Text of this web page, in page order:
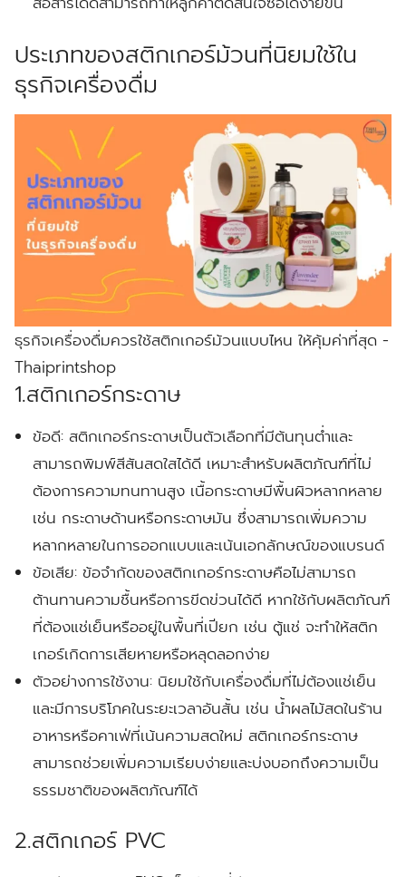
ประเภทของสติกเกอร์ม้วนที่นิยมใช้ใน
ธุรกิจเครื่องดื่ม
ธุรกิจเครื่องดื่มควรใช้สติกเกอร์ม้วนแบบไหน ให้คุ้มค่าที่สุด -
Thaiprintshop
1.สติกเกอร์กระดาษ
ข้อดี: สติกเกอร์กระดาษเป็นตัวเลือกที่มีต้นทุนต่ำและ
สามารถพิมพ์สีสันสดใสได้ดี เหมาะสำหรับผลิตภัณฑ์ที่ไม่
ต้องการความทนทานสูง เนื้อกระดาษมีพื้นผิวหลากหลาย
เช่น กระดาษด้านหรือกระดาษมัน ซึ่งสามารถเพิ่มความ
หลากหลายในการออกแบบและเน้นเอกลักษณ์ของแบรนด์
ข้อเสีย:ข้อจำกัดของสติกเกอร์กระดาษคือไม่สามารถ
ต้านทานความชื้นหรือการขีดข่วนได้ดี หากใช้กับผลิตภัณฑ์
ที่ต้องแช่เย็นหรืออยู่ในพื้นที่เปียก เช่น ตู้แช่ จะทำให้สติก
เกอร์เกิดการเสียหายหรือหลุดลอกง่าย
ตัวอย่างการใช้งาน: นิยมใช้กับเครื่องดื่มที่ไม่ต้องแช่เย็น
และมีการบริโภคในระยะเวลาอันสั้น เช่น น้ำผลไม้สดในร้าน
อาหารหรือคาเฟ่ที่เน้นความสดใหม่ สติกเกอร์กระดาษ
สามารถช่วยเพิ่มความเรียบง่ายและบ่งบอกถึงความเป็น
ธรรมชาติของผลิตภัณฑ์ได้
2.สติกเกอร์ PVC